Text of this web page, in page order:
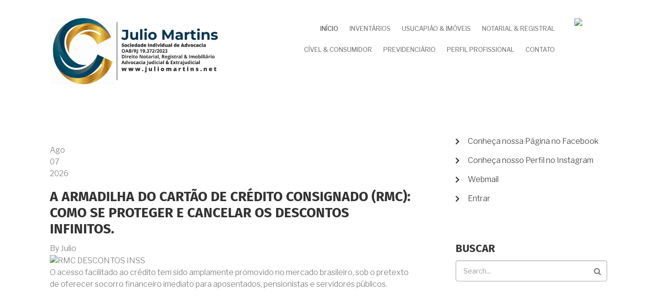
INÍCIO INVENTÁRIOS USUCAPIÃO & IMÓVEIS NOTARIAL & REGISTRAL
CÍVEL & CONSUMIDOR PREVIDENCIÁRIO PERFIL PROFISSIONAL CONTATO
Ago
07
2026
A ARMADILHA DO CARTÃO DE CRÉDITO CONSIGNADO (RMC):
COMO SE PROTEGER E CANCELAR OS DESCONTOS
INFINITOS.
By Julio
O acesso facilitado ao crédito tem sido amplamente promovido no mercado brasileiro, sob o pretexto
de oferecer socorro financeiro imediato para aposentados, pensionistas e servidores públicos.
MENU
CONTA
DE
Conheça nossa Página no Facebook
Conheça nosso Perfil no Instagram
Webmail
Entrar
BUSCAR